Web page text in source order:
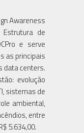
Awareness
de
e serve
as principais
data centers.
evolução
sistemas de
ambiental,
entre
5.634,00.